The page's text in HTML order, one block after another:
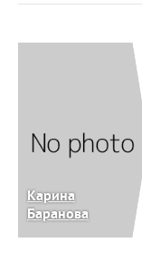
Карина
Баранова